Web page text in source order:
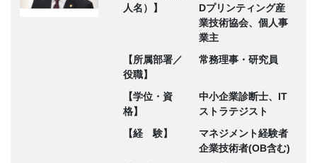
人名）】
Dプリンティング産
業技術協会、個人事
業主
【所属部署／
役職】
常務理事・研究員
【学位・資
格】
中小企業診断士、IT
ストラテジスト
【経 験】
マネジメント経験者
企業技術者(OB含む)